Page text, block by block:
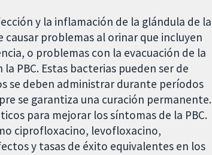
y la inflamación de la glándula de la
problemas al orinar que incluyen
o problemas con la evacuación de la
PBC. Estas bacterias pueden ser de
se deben administrar durante períodos
se garantiza una curación permanente.
para mejorar los síntomas de la PBC.
ciprofloxacino, levofloxacino,
y tasas de éxito equivalentes en los